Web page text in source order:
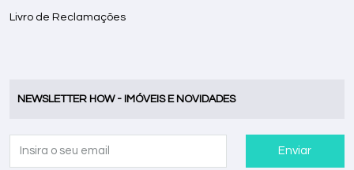
Livro de Reclamações
NEWSLETTER HOW - IMÓVEIS E NOVIDADES
Enviar